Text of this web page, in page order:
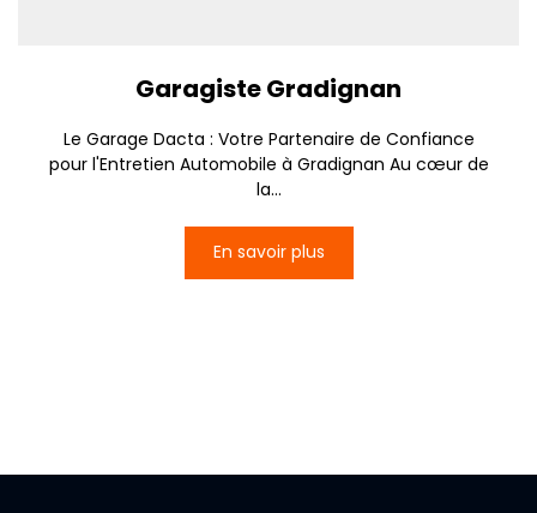
Garagiste Gradignan
Le Garage Dacta : Votre Partenaire de Confiance
pour l'Entretien Automobile à Gradignan Au cœur de
la...
En savoir plus